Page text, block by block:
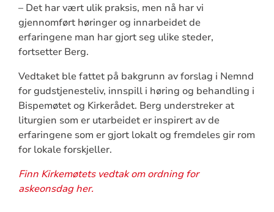
– Det har vært ulik praksis, men nå har vi
gjennomført høringer og innarbeidet de
erfaringene man har gjort seg ulike steder,
fortsetter Berg.
Vedtaket ble fattet på bakgrunn av forslag i Nemnd
for gudstjenesteliv, innspill i høring og behandling i
Bispemøtet og Kirkerådet. Berg understreker at
liturgien som er utarbeidet er inspirert av de
erfaringene som er gjort lokalt og fremdeles gir rom
for lokale forskjeller.
Finn Kirkemøtets vedtak om ordning for
askeonsdag her.